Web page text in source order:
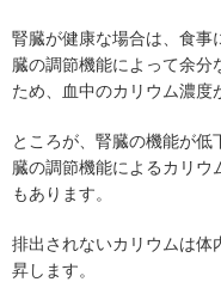
腎臓が健康な場合は、食事
臓の調節機能によって余分
ため、血中のカリウム濃度
ところが、腎臓の機能が
臓の調節機能によるカリウ
もあります。
排出されないカリウムは体
昇します。